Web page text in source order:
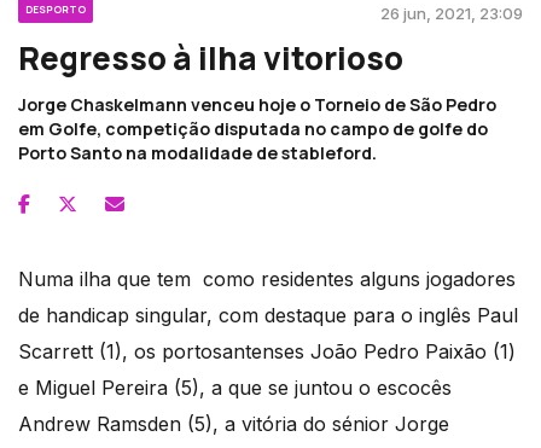
DESPORTO 26 jun, 2021, 23:09
Regresso à ilha vitorioso
Jorge Chaskelmann venceu hoje o Torneio de São Pedro
em Golfe, competição disputada no campo de golfe do
Porto Santo na modalidade de stableford.
Numa ilha que tem como residentes alguns jogadores
de handicap singular, com destaque para o inglês Paul
Scarrett (1), os portosantenses João Pedro Paixão (1)
e Miguel Pereira (5), a que se juntou o escocês
Andrew Ramsden (5), a vitória do sénior Jorge